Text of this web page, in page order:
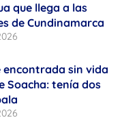
que llega a las
de Cundinamarca
encontrada sin vida
Soacha: tenía dos